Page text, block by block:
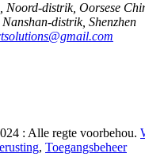
Noord-distrik, Oorsese
distrik, Shenzhen
: Alle regte voorbehou.
, Toegangsbeheer